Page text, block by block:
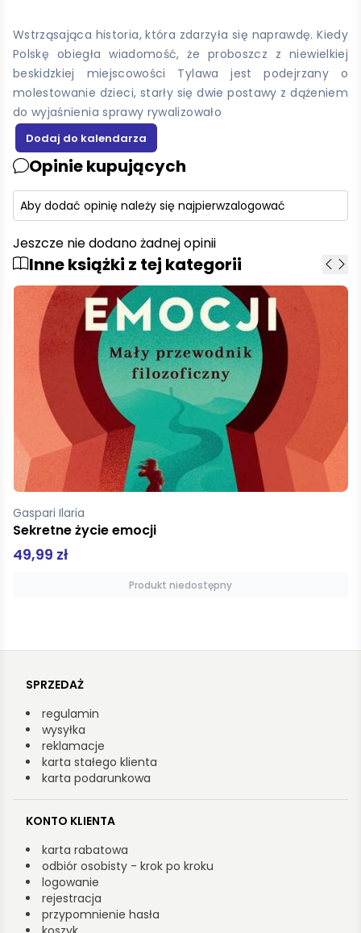
Wstrząsająca historia, która zdarzyła się naprawdę. Kiedy
Polskę obiegła wiadomość, że proboszcz z niewielkiej
beskidzkiej miejscowości Tylawa jest podejrzany o
molestowanie dzieci, starły się dwie postawy z dążeniem
do wyjaśnienia sprawy rywalizowało
Opinie kupujących
Aby dodać opinię należy się najpierwzalogować
Jeszcze nie dodano żadnej opinii
Inne książki z tej kategorii
Gaspari Ilaria
Sekretne życie emocji
49,99 zł
Produkt niedostępny
SPRZEDAŻ
regulamin
wysyłka
reklamacje
karta stałego klienta
karta podarunkowa
KONTO KLIENTA
karta rabatowa
odbiór osobisty - krok po kroku
logowanie
rejestracja
przypomnienie hasła